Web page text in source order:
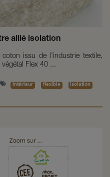
allié isolation
issu de l'industrie textile,
Flex 40 ...
Intérieur flexible
isolation